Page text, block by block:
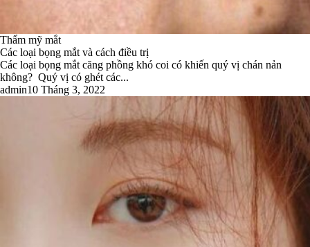
Thẩm mỹ mắt
Các loại bọng mắt và cách điều trị
Các loại bọng mắt căng phồng khó coi có khiến quý vị chán nản
không? Quý vị có ghét các...
admin10 Tháng 3, 2022